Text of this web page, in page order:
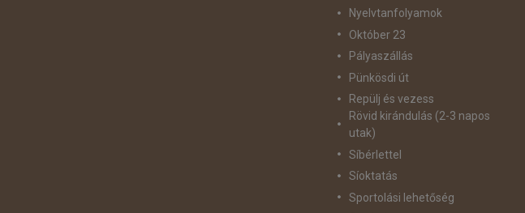
Nyelvtanfolyamok
Október 23
Pályaszállás
Pünkösdi út
Repülj és vezess
Rövid kirándulás (2-3 napos
utak)
Síbérlettel
Síoktatás
Sportolási lehetőség